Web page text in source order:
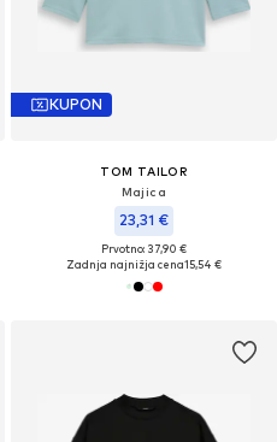
KUPON
TOM TAILOR
Majica
23,31 €
Prvotno: 37,90 €
Zadnja najnižja cena15,54 €